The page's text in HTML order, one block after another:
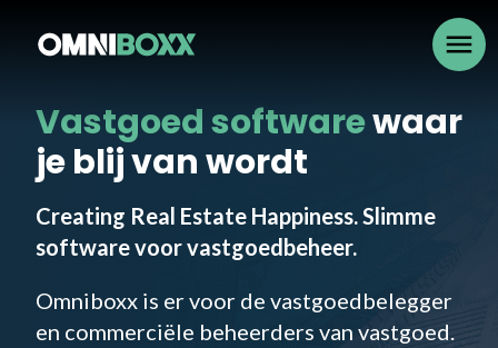
menu
Vastgoed softwarewaar
je blij van wordt
Creating Real Estate Happiness. Slimme
software voor vastgoedbeheer.
Omniboxx is er voor de vastgoedbelegger
en commerciële beheerders van vastgoed.